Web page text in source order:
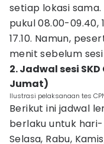
setiap lokasi
pukul 08.00-09.40,
17.10. Namun,
menit sebelum
2. Jadwal sesi
Jumat)
Ilustrasi pelaksanaan tes
Berikut ini jadwal
berlaku untuk
Selasa, Rabu,